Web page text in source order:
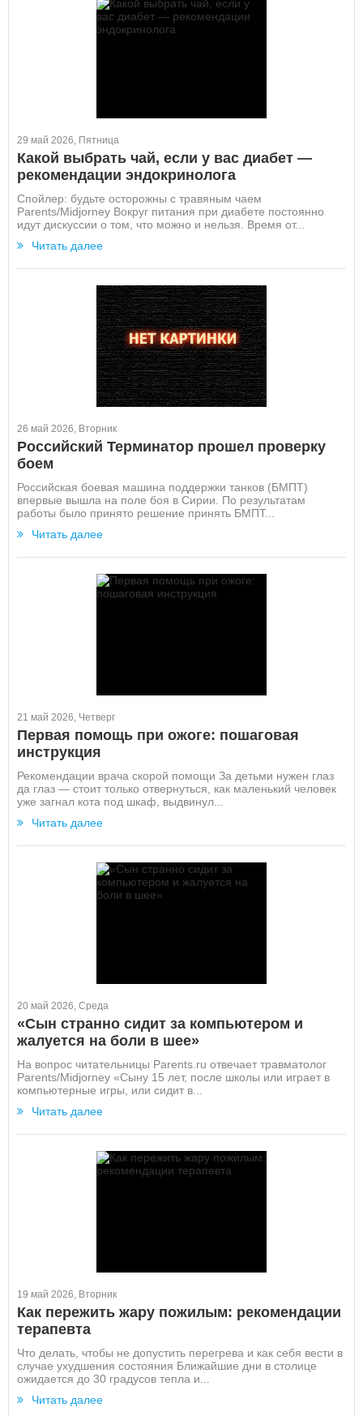
29 май 2026, Пятница
Какой выбрать чай, если у вас диабет —
рекомендации эндокринолога
Спойлер: будьте осторожны с травяным чаем
Parents/Midjorney Вокруг питания при диабете постоянно
идут дискуссии о том, что можно и нельзя. Время от...
Читать далее
26 май 2026, Вторник
Российский Терминатор прошел проверку
боем
Российская боевая машина поддержки танков (БМПТ)
впервые вышла на поле боя в Сирии. По результатам
работы было принято решение принять БМПТ...
Читать далее
21 май 2026, Четверг
Первая помощь при ожоге: пошаговая
инструкция
Рекомендации врача скорой помощи За детьми нужен глаз
да глаз — стоит только отвернуться, как маленький человек
уже загнал кота под шкаф, выдвинул...
Читать далее
20 май 2026, Среда
«Сын странно сидит за компьютером и
жалуется на боли в шее»
На вопрос читательницы Parents.ru отвечает травматолог
Parents/Midjorney «Сыну 15 лет, после школы или играет в
компьютерные игры, или сидит в...
Читать далее
19 май 2026, Вторник
Как пережить жару пожилым: рекомендации
терапевта
Что делать, чтобы не допустить перегрева и как себя вести в
случае ухудшения состояния Ближайшие дни в столице
ожидается до 30 градусов тепла и...
Читать далее